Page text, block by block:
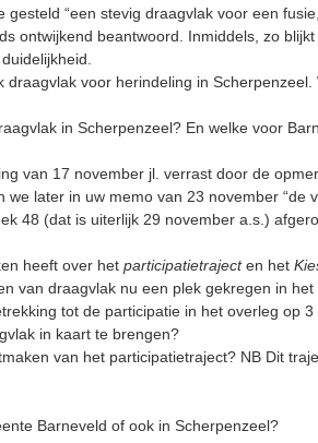
“een stevig draagvlak voor een
ontwijkend beantwoord. Inmiddels, zo
voor herindeling in
in Scherpenzeel? En welke voor
van 17 november jl. verrast door de
later in uw memo van 23 november “de
48 (dat is uiterlijk 29 november a.s.)
heeft over het participatietrajecten het
van draagvlak nu een plek gekregen in
tot de participatie in het overleg op
in kaart te brengen?
van het participatietraject? NB Dit
Barneveld of ook in Scherpenzeel?